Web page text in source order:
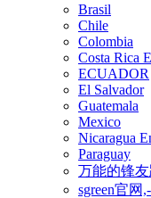
Brasil
Chile
Colombia
Costa Rica
ECUADOR
El Salvador
Guatemala
Mexico
Nicaragua
Paraguay
万能的锋
sgreen官